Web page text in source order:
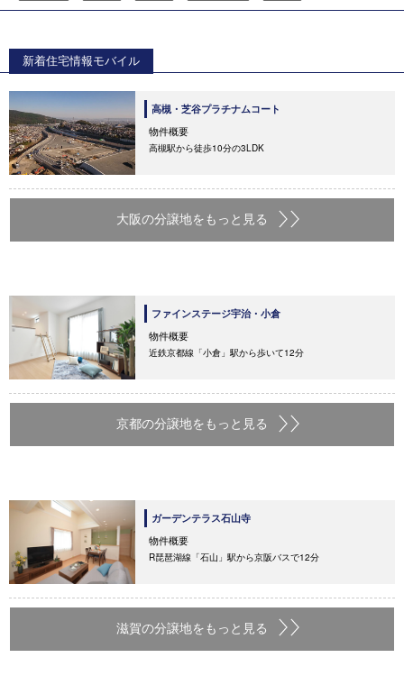
新着住宅情報モバイル
高槻・芝谷プラチナムコート
物件概要
高槻駅から徒歩10分の3LDK
大阪の分譲地をもっと見る
ファインステージ宇治・小倉
物件概要
近鉄京都線「小倉」駅から歩いて12分
京都の分譲地をもっと見る
ガーデンテラス石山寺
物件概要
R琵琶湖線「石山」駅から京阪バスで12分
滋賀の分譲地をもっと見る